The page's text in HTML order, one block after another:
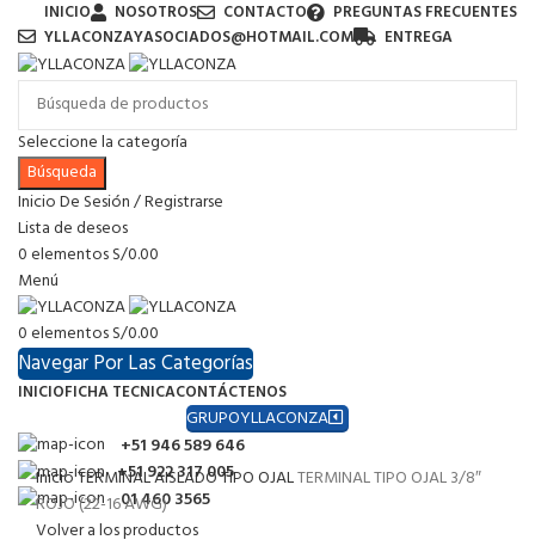
INICIO NOSOTROS CONTACTO
PREGUNTAS FRECUENTES
YLLACONZAYASOCIADOS@HOTMAIL.COM
ENTREGA
Seleccione la categoría
Búsqueda
Inicio De Sesión / Registrarse
Lista de deseos
0elementosS/0.00
Menú
0elementosS/0.00
Navegar Por Las Categorías
INICIOFICHA TECNICACONTÁCTENOS
GRUPOYLLACONZA
+51 946 589 646
+51 922 317 005
01 460 3565
InicioTERMINAL AISLADO TIPO OJALTERMINAL TIPO OJAL 3/8″
ROJO (22-16 AWG)
Volver a los productos